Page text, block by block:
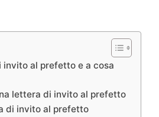
invito al prefetto e a cosa
lettera di invito al prefetto
di invito al prefetto